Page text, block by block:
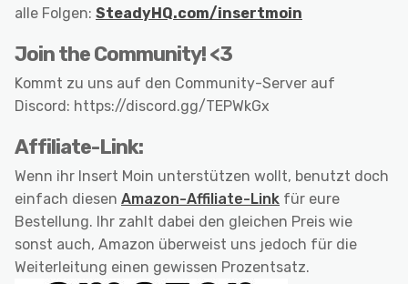
alle Folgen: SteadyHQ.com/insertmoin
Join the Community! <3
Kommt zu uns auf den Community-Server auf
Discord: https://discord.gg/TEPWkGx
Affiliate-Link:
Wenn ihr Insert Moin unterstützen wollt, benutzt doch
einfach diesen Amazon-Affiliate-Link für eure
Bestellung. Ihr zahlt dabei den gleichen Preis wie
sonst auch, Amazon überweist uns jedoch für die
Weiterleitung einen gewissen Prozentsatz.